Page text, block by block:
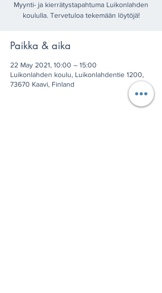
Myynti- ja kierrätystapahtuma Luikonlahden
koululla. Tervetuloa tekemään löytöjä!
Paikka & aika
22 May 2021, 10:00 – 15:00
Luikonlahden koulu, Luikonlahdentie 1200,
73670 Kaavi, Finland